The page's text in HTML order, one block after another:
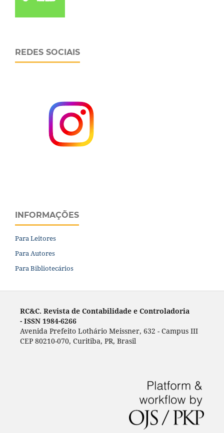
REDES SOCIAIS
INFORMAÇÕES
Para Leitores
Para Autores
Para Bibliotecários
RC&C. Revista de Contabilidade e Controladoria
- ISSN 1984-6266
Avenida Prefeito Lothário Meissner, 632 - Campus III
CEP 80210-070, Curitiba, PR, Brasil